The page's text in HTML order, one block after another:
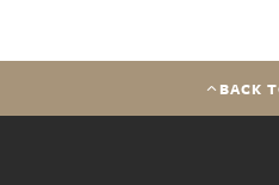
BACK